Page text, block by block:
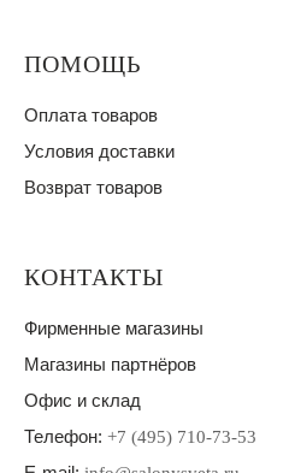
ПОМОЩЬ
Оплата товаров
Условия доставки
Возврат товаров
КОНТАКТЫ
Фирменные магазины
Магазины партнёров
Офис и склад
Телефон: +7 (495) 710-73-53